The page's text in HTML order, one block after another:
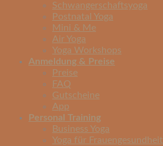
Schwangerschaftsyoga
Postnatal Yoga
Mini & Me
Air Yoga
Yoga Workshops
Anmeldung & Preise
Preise
FAQ
Gutscheine
App
Personal Training
Business Yoga
Yoga für Frauengesundheit